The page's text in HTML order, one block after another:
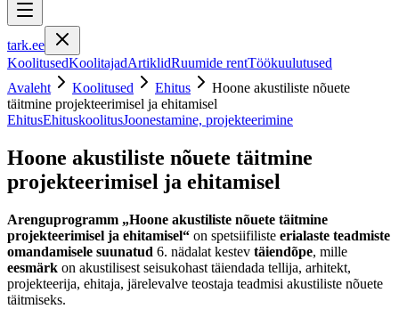
tark.ee
KoolitusedKoolitajadArtiklidRuumide rentTöökuulutused
Avaleht
Koolitused Ehitus
Hoone akustiliste nõuete
täitmine projekteerimisel ja ehitamisel
EhitusEhituskoolitusJoonestamine, projekteerimine
Hoone akustiliste nõuete täitmine
projekteerimisel ja ehitamisel
Arenguprogramm „Hoone akustiliste nõuete täitmine
projekteerimisel ja ehitamisel“ on spetsiifiliste erialaste teadmiste
omandamisele suunatud 6. nädalat kestev täiendõpe, mille
eesmärk on akustilisest seisukohast täiendada tellija, arhitekt,
projekteerija, ehitaja, järelevalve teostaja teadmisi akustiliste nõuete
täitmiseks.